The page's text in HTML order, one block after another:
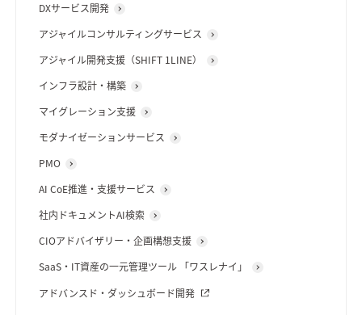
DXサービス開発
アジャイルコンサルティングサービス
アジャイル開発支援（SHIFT 1LINE）
インフラ設計・構築
マイグレーション支援
モダナイゼーションサービス
PMO
AI CoE推進・支援サービス
社内ドキュメントAI検索
CIOアドバイザリー・企画構想支援
SaaS・IT資産の一元管理ツール 「ワスレナイ」
アドバンスド・ダッシュボード開発